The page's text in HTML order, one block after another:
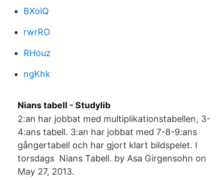
BXolQ
rwrRO
RHouz
ngKhk
Nians tabell - Studylib
2:an har jobbat med multiplikationstabellen, 3-
4:ans tabell. 3:an har jobbat med 7-8-9:ans
gångertabell och har gjort klart bildspelet. I
torsdags Nians Tabell. by Asa Girgensohn on
May 27, 2013.